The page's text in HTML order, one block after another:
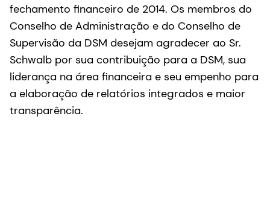
fechamento financeiro de 2014. Os membros do
Conselho de Administração e do Conselho de
Supervisão da DSM desejam agradecer ao Sr.
Schwalb por sua contribuição para a DSM, sua
liderança na área financeira e seu empenho para
a elaboração de relatórios integrados e maior
transparência.